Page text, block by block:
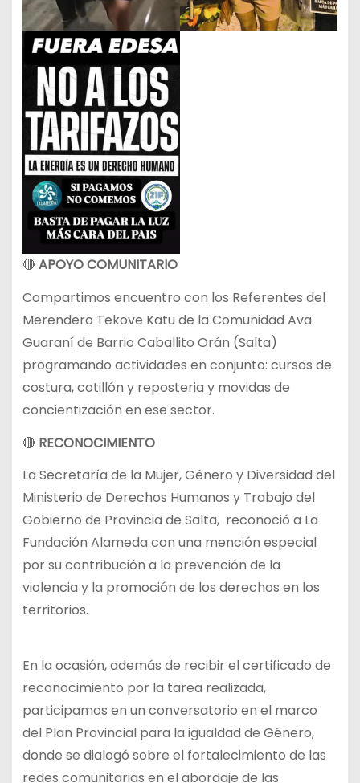
🔴 APOYO COMUNITARIO
Compartimos encuentro con los Referentes del
Merendero Tekove Katu de la Comunidad Ava
Guaraní de Barrio Caballito Orán (Salta)
programando actividades en conjunto: cursos de
costura, cotillón y reposteria y movidas de
concientización en ese sector.
🔴 RECONOCIMIENTO
La Secretaría de la Mujer, Género y Diversidad del
Ministerio de Derechos Humanos y Trabajo del
Gobierno de Provincia de Salta, reconoció a La
Fundación Alameda con una mención especial
por su contribución a la prevención de la
violencia y la promoción de los derechos en los
territorios.
En la ocasión, además de recibir el certificado de
reconocimiento por la tarea realizada,
participamos en un conversatorio en el marco
del Plan Provincial para la igualdad de Género,
donde se dialogó sobre el fortalecimiento de las
redes comunitarias en el abordaje de las